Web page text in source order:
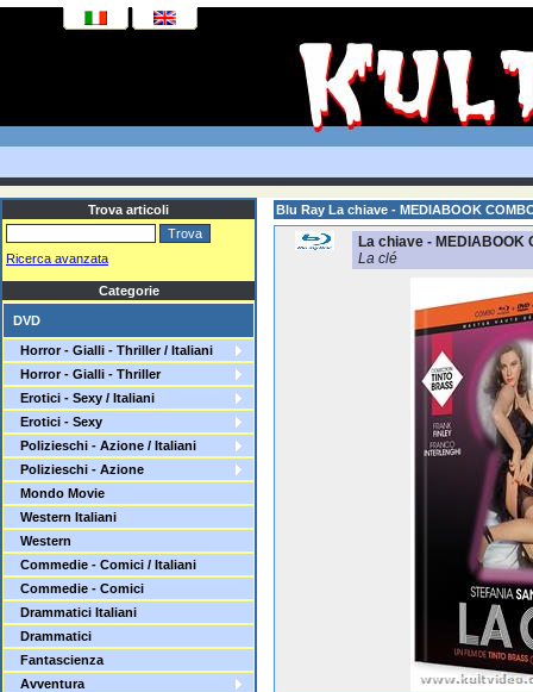
Trova articoli
Ricerca avanzata
Categorie
DVD
Horror - Gialli - Thriller / Italiani
Horror - Gialli - Thriller
Erotici - Sexy / Italiani
Erotici - Sexy
Polizieschi - Azione / Italiani
Polizieschi - Azione
Mondo Movie
Western Italiani
Western
Commedie - Comici / Italiani
Commedie - Comici
Drammatici Italiani
Drammatici
Fantascienza
Avventura
Blu Ray La chiave - MEDIABOOK
La chiave - MEDIABOOK
La clé